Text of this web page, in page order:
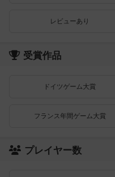
レビューあり
受賞作品
ドイツゲーム大賞
フランス年間ゲーム大賞
プレイヤー数